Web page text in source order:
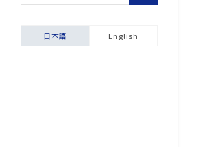
日本語 English